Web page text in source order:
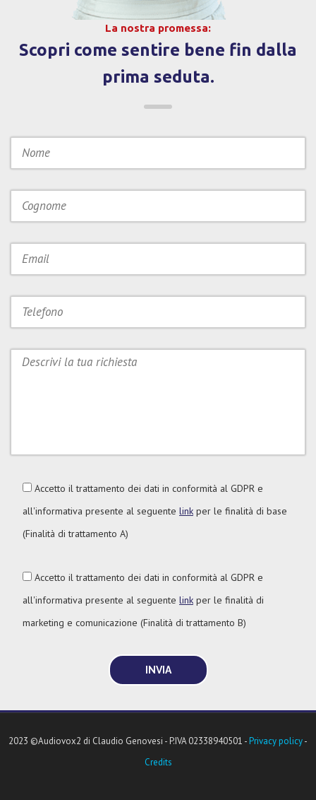
La nostra promessa:
Scopri come sentire bene fin dalla
prima seduta.
Accetto il trattamento dei dati in conformità al GDPR e
all'informativa presente al seguente link per le finalità di base
(Finalità di trattamento A)
Accetto il trattamento dei dati in conformità al GDPR e
all'informativa presente al seguente link per le finalità di
marketing e comunicazione (Finalità di trattamento B)
2023 ©Audiovox2 di Claudio Genovesi - P.IVA 02338940501 -Privacy policy-
Credits